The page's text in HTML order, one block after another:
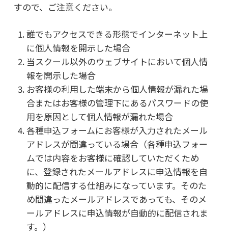
すので、ご注意ください。
誰でもアクセスできる形態でインターネット上
に個人情報を開示した場合
当スクール以外のウェブサイトにおいて個人情
報を開示した場合
お客様の利用した端末から個人情報が漏れた場
合またはお客様の管理下にあるパスワードの使
用を原因として個人情報が漏れた場合
各種申込フォームにお客様が入力されたメール
アドレスが間違っている場合（各種申込フォー
ムでは内容をお客様に確認していただくため
に、登録されたメールアドレスに申込情報を自
動的に配信する仕組みになっています。そのた
め間違ったメールアドレスであっても、そのメ
ールアドレスに申込情報が自動的に配信されま
す。）